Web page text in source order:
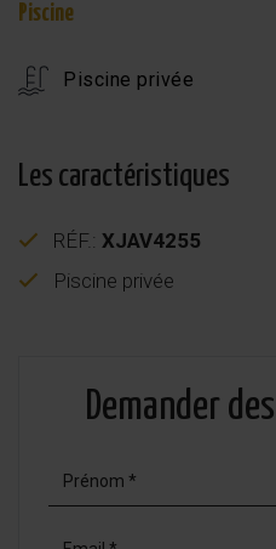
Piscine
Piscine privée
Les caractéristiques
RÉF.: XJAV4255
Piscine privée
Demander